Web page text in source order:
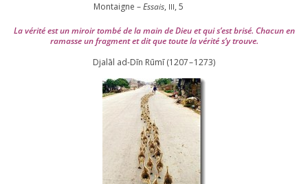
Montaigne –Essais, III, 5
La véri­té est un miroir tom­bé de la main de Dieu et qui s’est bri­sé. Chacun en
ramasse un frag­ment et dit que toute la véri­té s’y trouve.
Djalāl ad-Dīn Rūmī (1207–1273)